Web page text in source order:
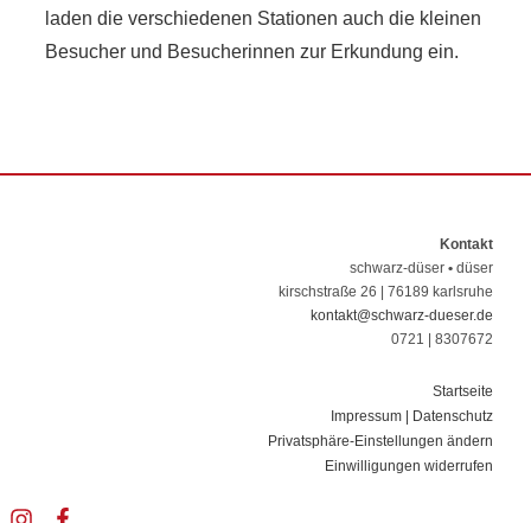
laden die verschiedenen Stationen auch die kleinen
Besucher und Besucherinnen zur Erkundung ein.
Kontakt
schwarz-düser • düser
kirschstraße 26 | 76189 karlsruhe
kontakt@schwarz-dueser.de
0721 | 8307672
Startseite
Impressum | Datenschutz
Privatsphäre-Einstellungen ändern
Einwilligungen widerrufen